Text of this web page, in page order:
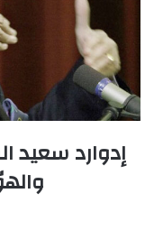
إدوارد سعيد